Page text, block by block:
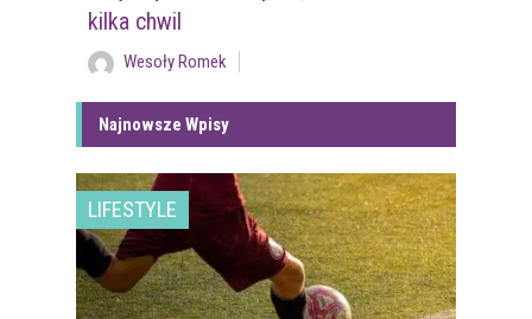
kilka chwil
Wesoły Romek
Najnowsze Wpisy
LIFESTYLE